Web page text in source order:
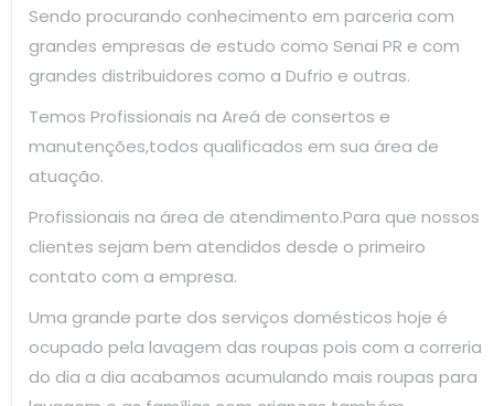
Sendo procurando conhecimento em parceria com
grandes empresas de estudo como Senai PR e com
grandes distribuidores como a Dufrio e outras.
Temos Profissionais na Areá de consertos e
manutenções,todos qualificados em sua área de
atuação.
Profissionais na área de atendimento.Para que nossos
clientes sejam bem atendidos desde o primeiro
contato com a empresa.
Uma grande parte dos serviços domésticos hoje é
ocupado pela lavagem das roupas pois com a correria
do dia a dia acabamos acumulando mais roupas para